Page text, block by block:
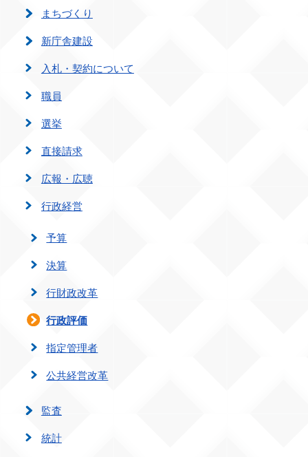
まちづくり
新庁舎建設
入札・契約について
職員
選挙
直接請求
広報・広聴
行政経営
予算
決算
行財政改革
行政評価
指定管理者
公共経営改革
監査
統計